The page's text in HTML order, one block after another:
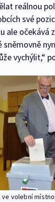
reálnou
své
ale očekává
vychýlit,“
ve volební